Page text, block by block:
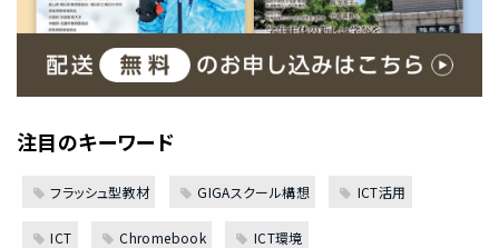
注目のキーワード
フラッシュ型教材 GIGAスクール構想 ICT活用
ICT Chromebook ICT環境